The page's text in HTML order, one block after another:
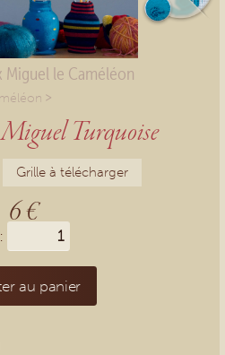
Miguel le Caméléon
>
Turquoise
Grille à télécharger
6 €
au panier